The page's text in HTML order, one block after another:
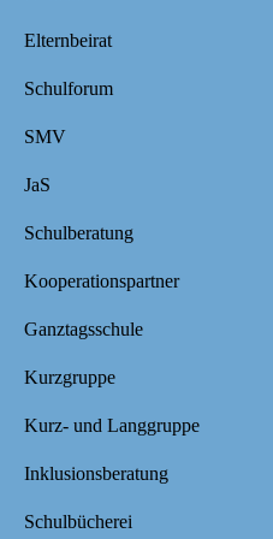
Elternbeirat
Schulforum
SMV
JaS
Schulberatung
Kooperationspartner
Ganztagsschule
Kurzgruppe
Kurz- und Langgruppe
Inklusionsberatung
Schulbücherei